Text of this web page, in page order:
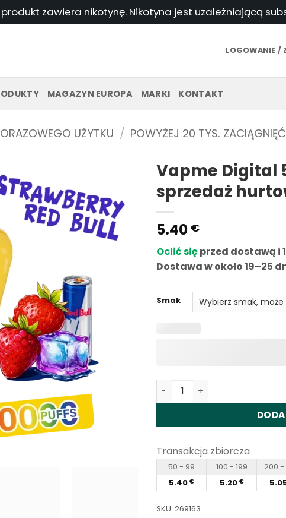
produkt zawiera nikotynę. Nikotyna jest uzależniającą
LOGOWANIE /
MAGAZYN EUROPA MARKI KONTAKT
UŻYTKU / POWYŻEJ 20 TYS. ZACIĄGNIĘĆ
Vapme Digital
sprzedaż
5.40 €
Oclić sięprzed dostawą i
Dostawa w około 19–25
Smak
Ilość Vapme Digital 50000
Transakcja zbiorcza
50 - 99 100 - 199 200 -
5.40 € 5.20 €
SKU: 269163